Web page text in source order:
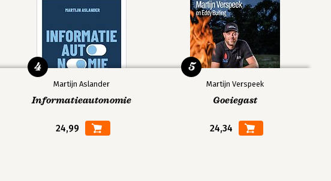
Martijn Aslander
Informatieautonomie
24,99
4
Martijn Verspeek
Goeiegast
24,34
5